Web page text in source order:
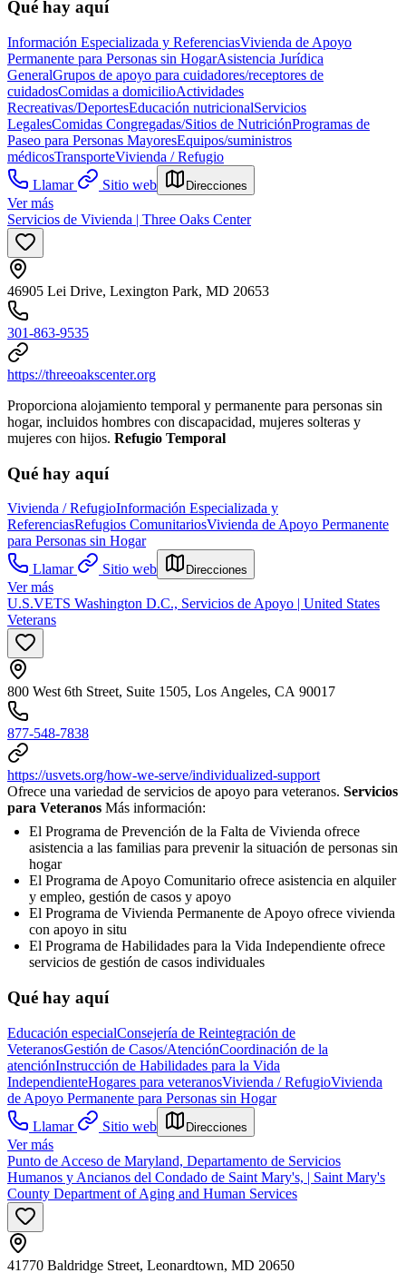
Qué hay aquí
Información Especializada y ReferenciasVivienda de Apoyo
Permanente para Personas sin HogarAsistencia Jurídica
GeneralGrupos de apoyo para cuidadores/receptores de
cuidadosComidas a domicilioActividades
Recreativas/DeportesEducación nutricionalServicios
LegalesComidas Congregadas/Sitios de NutriciónProgramas de
Paseo para Personas MayoresEquipos/suministros
médicosTransporteVivienda / Refugio
Llamar
Sitio web Direcciones
Ver más
Servicios de Vivienda | Three Oaks Center
46905 Lei Drive, Lexington Park, MD 20653
301-863-9535
https://threeoakscenter.org
Proporciona alojamiento temporal y permanente para personas sin
hogar, incluidos hombres con discapacidad, mujeres solteras y
mujeres con hijos. Refugio Temporal
Qué hay aquí
Vivienda / RefugioInformación Especializada y
ReferenciasRefugios ComunitariosVivienda de Apoyo Permanente
para Personas sin Hogar
Llamar
Sitio web Direcciones
Ver más
U.S.VETS Washington D.C., Servicios de Apoyo | United States
Veterans
800 West 6th Street, Suite 1505, Los Angeles, CA 90017
877-548-7838
https://usvets.org/how-we-serve/individualized-support
Ofrece una variedad de servicios de apoyo para veteranos. Servicios
para Veteranos Más información:
El Programa de Prevención de la Falta de Vivienda ofrece
asistencia a las familias para prevenir la situación de personas sin
hogar
El Programa de Apoyo Comunitario ofrece asistencia en alquiler
y empleo, gestión de casos y apoyo
El Programa de Vivienda Permanente de Apoyo ofrece vivienda
con apoyo in situ
El Programa de Habilidades para la Vida Independiente ofrece
servicios de gestión de casos individuales
Qué hay aquí
Educación especialConsejería de Reintegración de
VeteranosGestión de Casos/AtenciónCoordinación de la
atenciónInstrucción de Habilidades para la Vida
IndependienteHogares para veteranosVivienda / RefugioVivienda
de Apoyo Permanente para Personas sin Hogar
Llamar
Sitio web Direcciones
Ver más
Punto de Acceso de Maryland, Departamento de Servicios
Humanos y Ancianos del Condado de Saint Mary's, | Saint Mary's
County Department of Aging and Human Services
41770 Baldridge Street, Leonardtown, MD 20650